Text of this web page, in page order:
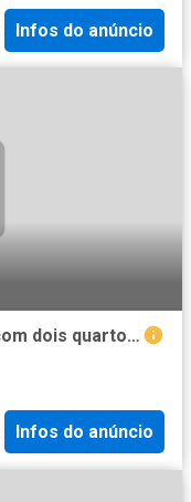
Infos do anúncio
Petrópolis Centro apartamento com dois quartos e dependência
Infos do anúncio